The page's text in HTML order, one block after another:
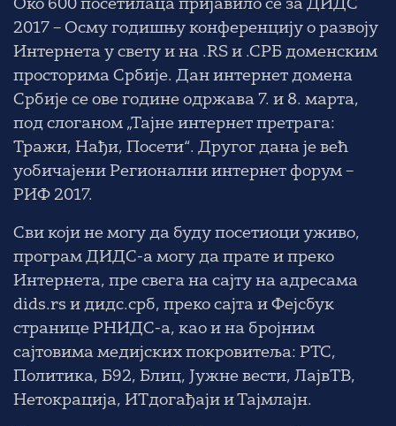
Око 600 посетилаца пријавило се за ДИДС
2017 – Осму годишњу конференцију о развоју
Интернета у свету и на .RS и .СРБ доменским
просторима Србије. Дан интернет домена
Србије се ове године одржава 7. и 8. марта,
под слоганом „Тајне интернет претрага:
Тражи, Нађи, Посети“. Другог дана је већ
уобичајени Регионални интернет форум –
РИФ 2017.
Сви који не могу да буду посетиоци уживо,
програм ДИДС-а могу да прате и преко
Интернета, пре свега на сајту на адресама
dids.rs и дидс.срб, преко сајта и Фејсбук
странице РНИДС-а, као и на бројним
сајтовима медијских покровитеља: РТС,
Политика, Б92, Блиц, Јужне вести, ЛајвТВ,
Нетокрација, ИТдогађаји и Тајмлајн.